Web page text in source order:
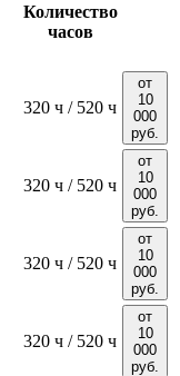
Количество
часов
320 ч / 520 ч
от
10
000
руб.
320 ч / 520 ч
от
10
000
руб.
320 ч / 520 ч
от
10
000
руб.
320 ч / 520 ч
от
10
000
руб.